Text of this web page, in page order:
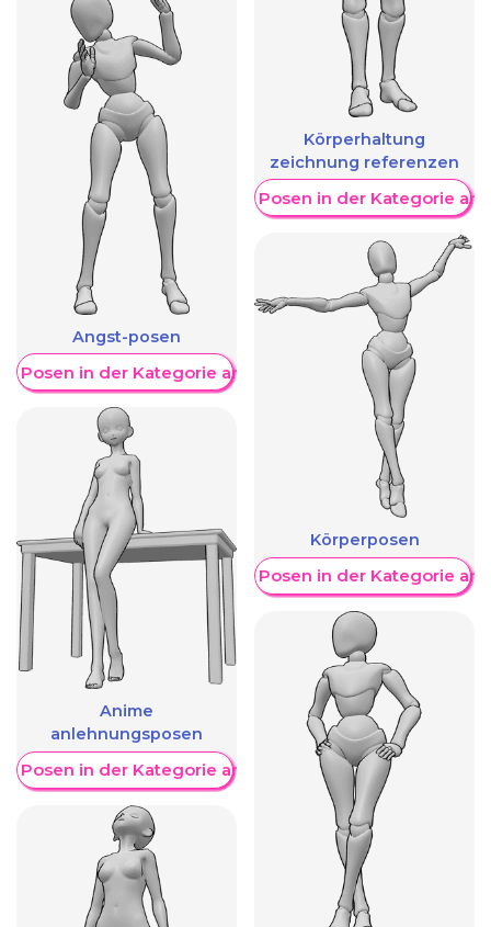
Angst-posen
Posen in der Kategorie anzeigen
Anime
anlehnungsposen
Posen in der Kategorie anzeigen
Körperhaltung
zeichnung referenzen
Weitere Posen in der Kategorie
Körperposen
Weitere Posen in der Kategorie